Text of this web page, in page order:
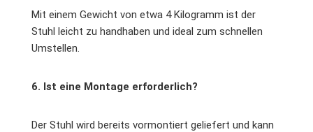
Mit einem Gewicht von etwa 4 Kilogramm ist der
Stuhl leicht zu handhaben und ideal zum schnellen
Umstellen.
6. Ist eine Montage erforderlich?
Der Stuhl wird bereits vormontiert geliefert und kann